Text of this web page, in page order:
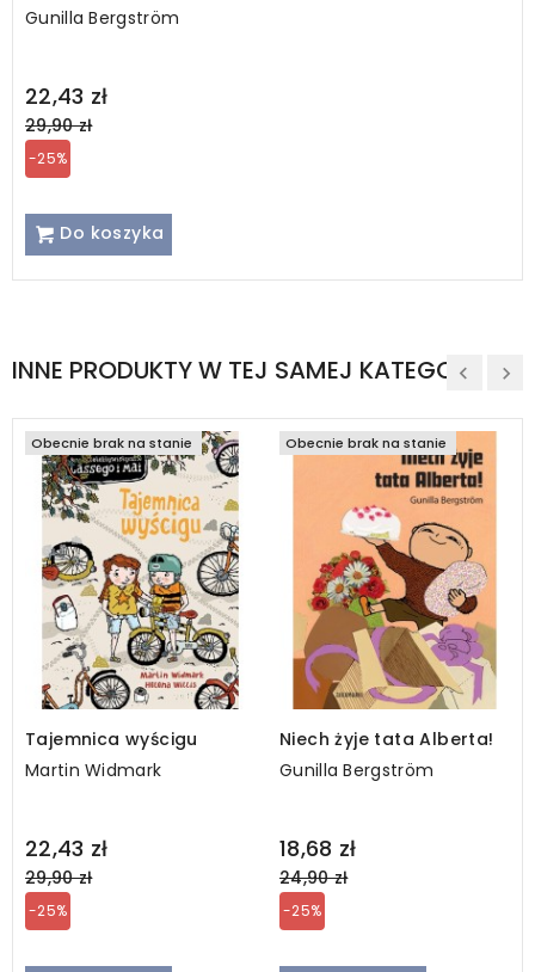
Albercie?
Gunilla Bergström
22,43 zł
Regular
price
29,90 zł
-25%
Do koszyka
INNE PRODUKTY W TEJ SAMEJ KATEGORII
Obecnie brak na stanie
Tajemnica wyścigu
Martin Widmark
22,43 zł
Regular
price
29,90 zł
-25%
Obecnie brak na stanie
Niech żyje tata Alberta!
Gunilla Bergström
18,68 zł
Regular
price
24,90 zł
-25%